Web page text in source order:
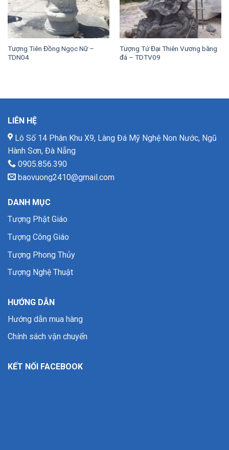
Tượng Tiên Đồng Ngọc Nữ –
TDN04
Tượng Tứ Đại Thiên Vương bằng
đá – TDTV09
LIÊN HỆ
Lô Số 14 Phân Khu X9, Làng Đá Mỹ Nghệ Non Nước, Ngũ
Hành Sơn, Đà Nẵng
0905.856.390
baovuong2410@gmail.com
DANH MỤC
Tượng Phật Giáo
Tượng Công Giáo
Tượng Phong Thủy
Tượng Nghệ Thuật
HƯỚNG DẪN
Hướng dẫn mua hàng
Chính sách vận chuyển
KẾT NỐI FACEBOOK